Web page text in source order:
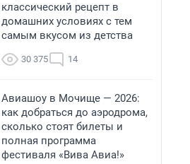
классический рецепт в
домашних условиях с тем
самым вкусом из детства
30 375 14
Авиашоу в Мочище — 2026:
как добраться до аэродрома,
сколько стоят билеты и
полная программа
фестиваля «Вива Авиа!»